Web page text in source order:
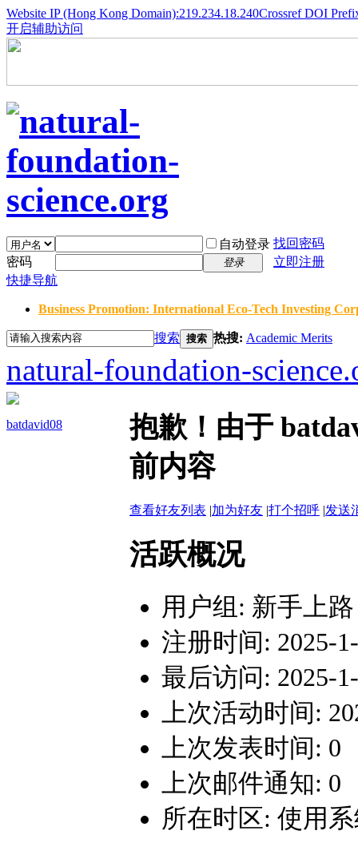
Website IP (Hong Kong Domain):219.234.18.240Crossref DOI
开启辅助访问
自动登录 找回密码
密码
登录
立即注册
快捷导航
Business Promotion: International Eco-Tech Investing
搜索 搜索 热搜: Academic Merits
natural-foundation-
batdavid08
抱歉！由于
前内容
查看好友列表 |加为好友 |打个招呼 |发送
活跃概况
用户组: 新手上路
注册时间: 2025-
最后访问: 2025-
上次活动时间:
上次发表时间: 0
上次邮件通知: 0
所在时区: 使用